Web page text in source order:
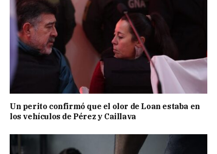
Un perito confirmó que el olor de Loan estaba en
los vehículos de Pérez y Caillava